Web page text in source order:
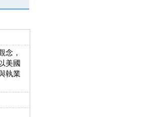
念，
美國
執業